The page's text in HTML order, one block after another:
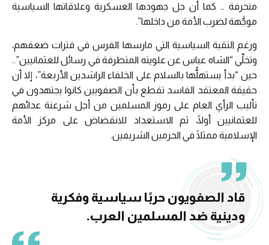
منحرفة … كما أن جل جهودها العسكرية وعلاقاتها السياسية
موجَّهة لضرب الأمة من داخلها”.
ورغم التقية السياسية التي مارسها الفرس في فترات ضعفهم،
وتخلِّي “الشاه عباس عن علويته المتطرفة في رسائل للعثمانيين”..
حين “بدأ يستهلُّها بالسلام على الخلفاء الراشدين الأربعة”، إلا أن
حقيقة المعتقد الفاسد تقطع بأن الصفويين كانوا يجتهدون في
تأليب الرأي العام على رموز المسلمين من أجل شرعنة عدائهم
للعثمانيين أولًا، ثم الاستعداد للانقضاض على مركز الأمة
الإسلامية ممثلًا في الحرمين الشريفين.
قاد الصفويون حربًا سياسية وفكرية
ودينية ضد المسلمين العرب.